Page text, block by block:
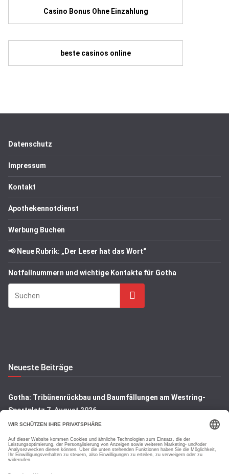
Casino Bonus Ohne Einzahlung
beste casinos online
Datenschutz
Impressum
Kontakt
Apothekennotdienst
Werbung Buchen
📢 Neue Rubrik: „Der Leser hat das Wort“
Notfallnummern und wichtige Kontakte für Gotha
Suchen
Neueste Beiträge
Gotha: Tribünenrückbau und Baumfällungen am Westring-
Sportplatz7. August 2026
August 2026